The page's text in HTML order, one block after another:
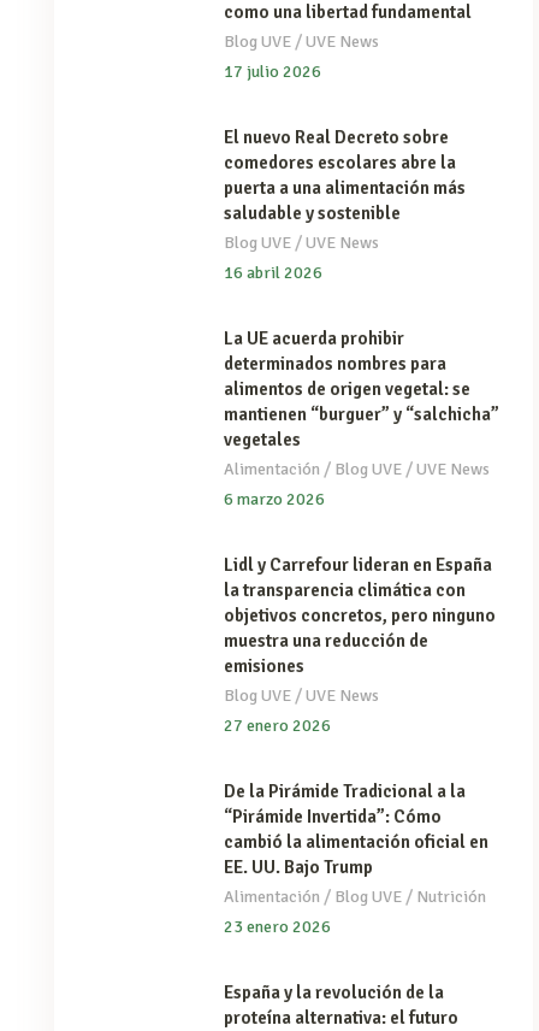
como una libertad fundamental
Blog UVE/UVE News
17 julio 2026
El nuevo Real Decreto sobre
comedores escolares abre la
puerta a una alimentación más
saludable y sostenible
Blog UVE/UVE News
16 abril 2026
La UE acuerda prohibir
determinados nombres para
alimentos de origen vegetal: se
mantienen “burguer” y “salchicha”
vegetales
Alimentación / Blog UVE/UVE News
6 marzo 2026
Lidl y Carrefour lideran en España
la transparencia climática con
objetivos concretos, pero ninguno
muestra una reducción de
emisiones
Blog UVE/UVE News
27 enero 2026
De la Pirámide Tradicional a la
“Pirámide Invertida”: Cómo
cambió la alimentación oficial en
EE. UU. Bajo Trump
Alimentación / Blog UVE/ Nutrición
23 enero 2026
España y la revolución de la
proteína alternativa: el futuro